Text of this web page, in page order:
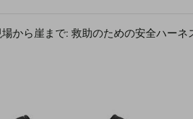
から崖まで: 救助のための安全ハーネ